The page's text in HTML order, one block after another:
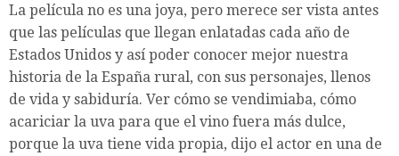
La película no es una joya, pero merece ser vista antes
que las películas que llegan enlatadas cada año de
Estados Unidos y así poder conocer mejor nuestra
historia de la España rural, con sus personajes, llenos
de vida y sabiduría. Ver cómo se vendimiaba, cómo
acariciar la uva para que el vino fuera más dulce,
porque la uva tiene vida propia, dijo el actor en una de